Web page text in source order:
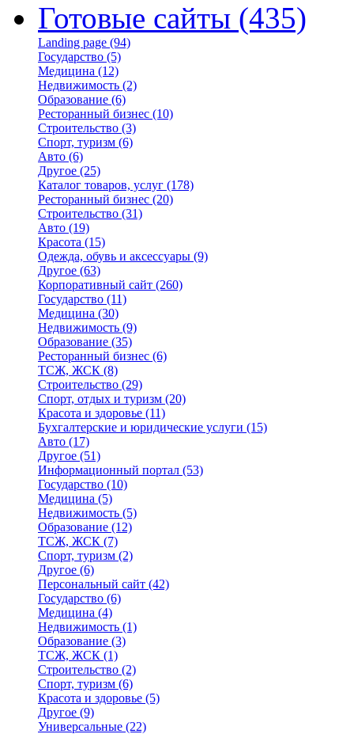
Готовые сайты (435)
Landing page (94)
Государство (5)
Медицина (12)
Недвижимость (2)
Образование (6)
Ресторанный бизнес (10)
Строительство (3)
Спорт, туризм (6)
Авто (6)
Другое (25)
Каталог товаров, услуг (178)
Ресторанный бизнес (20)
Строительство (31)
Авто (19)
Красота (15)
Одежда, обувь и аксессуары (9)
Другое (63)
Корпоративный сайт (260)
Государство (11)
Медицина (30)
Недвижимость (9)
Образование (35)
Ресторанный бизнес (6)
ТСЖ, ЖСК (8)
Строительство (29)
Спорт, отдых и туризм (20)
Красота и здоровье (11)
Бухгалтерские и юридические услуги (15)
Авто (17)
Другое (51)
Информационный портал (53)
Государство (10)
Медицина (5)
Недвижимость (5)
Образование (12)
ТСЖ, ЖСК (7)
Спорт, туризм (2)
Другое (6)
Персональный сайт (42)
Государство (6)
Медицина (4)
Недвижимость (1)
Образование (3)
ТСЖ, ЖСК (1)
Строительство (2)
Спорт, туризм (6)
Красота и здоровье (5)
Другое (9)
Универсальные (22)